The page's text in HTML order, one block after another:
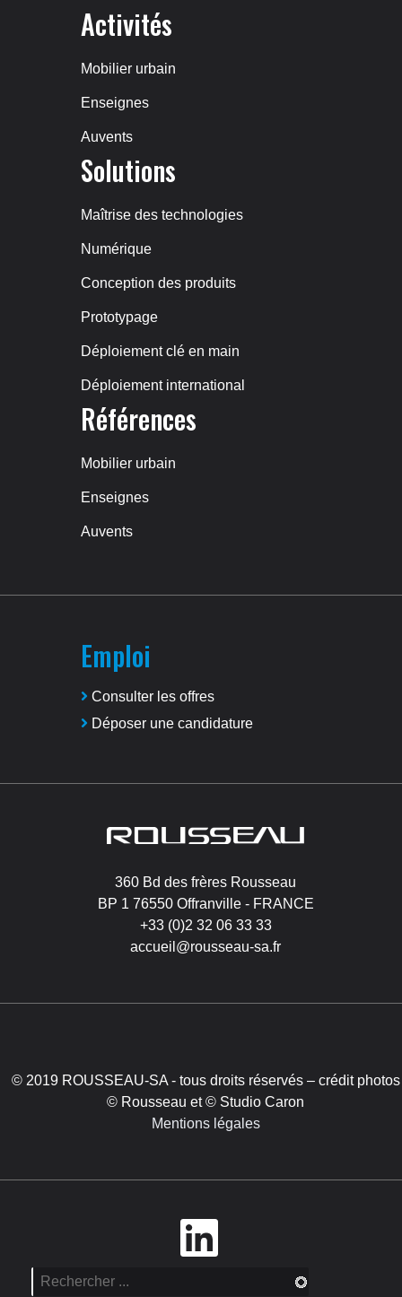
Activités
Mobilier urbain
Enseignes
Auvents
Solutions
Maîtrise des technologies
Numérique
Conception des produits
Prototypage
Déploiement clé en main
Déploiement international
Références
Mobilier urbain
Enseignes
Auvents
Emploi
Consulter les offres
Déposer une candidature
360 Bd des frères Rousseau
BP 1 76550 Offranville - FRANCE
+33 (0)2 32 06 33 33
accueil@rousseau-sa.fr
© 2019 ROUSSEAU-SA - tous droits réservés – crédit photos
© Rousseau et © Studio Caron
Mentions légales